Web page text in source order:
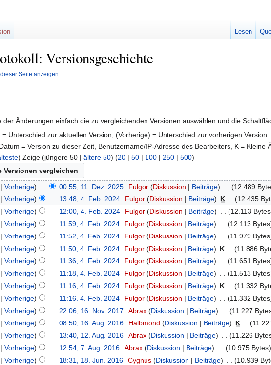
Versionsgeschichte
dieser Seite anzeigen
der Änderungen einfach die zu vergleichenden Versionen auswählen und die
= Unterschied zur aktuellen Version, (Vorherige) = Unterschied zur vorherigen Version
= Version zu dieser Zeit, Benutzername/IP-Adresse des Bearbeiters, K = Kleine
) Zeige (jüngere 50 | ältere 50) (20 | 50 | 100 | 250 | 500)
Vorherige 00:55, 11. Dez. 2025 Fulgor Diskussion Beiträge 12.489
Vorherige 13:48, 4. Feb. 2024 Fulgor Diskussion Beiträge K 12.435
Vorherige 12:00, 4. Feb. 2024 Fulgor Diskussion Beiträge 12.113 Bytes
Vorherige 11:59, 4. Feb. 2024 Fulgor Diskussion Beiträge 12.113 Bytes
Vorherige 11:52, 4. Feb. 2024 Fulgor Diskussion Beiträge 11.979 Bytes
Vorherige 11:50, 4. Feb. 2024 Fulgor Diskussion Beiträge K 11.886
Vorherige 11:36, 4. Feb. 2024 Fulgor Diskussion Beiträge 11.651 Bytes
Vorherige 11:18, 4. Feb. 2024 Fulgor Diskussion Beiträge 11.513 Bytes
Vorherige 11:16, 4. Feb. 2024 Fulgor Diskussion Beiträge K 11.332
Vorherige 11:16, 4. Feb. 2024 Fulgor Diskussion Beiträge 11.332 Bytes
Vorherige 22:06, 16. Nov. 2017 Abrax Diskussion Beiträge 11.227
Vorherige 08:50, 16. Aug. 2016 Halbmond Diskussion Beiträge K
Vorherige 13:40, 12. Aug. 2016 Abrax Diskussion Beiträge 11.226
Vorherige 12:54, 7. Aug. 2016 Abrax Diskussion Beiträge 10.975 Bytes
Vorherige 18:31, 18. Jun. 2016 Cygnus Diskussion Beiträge 10.939
Lesen